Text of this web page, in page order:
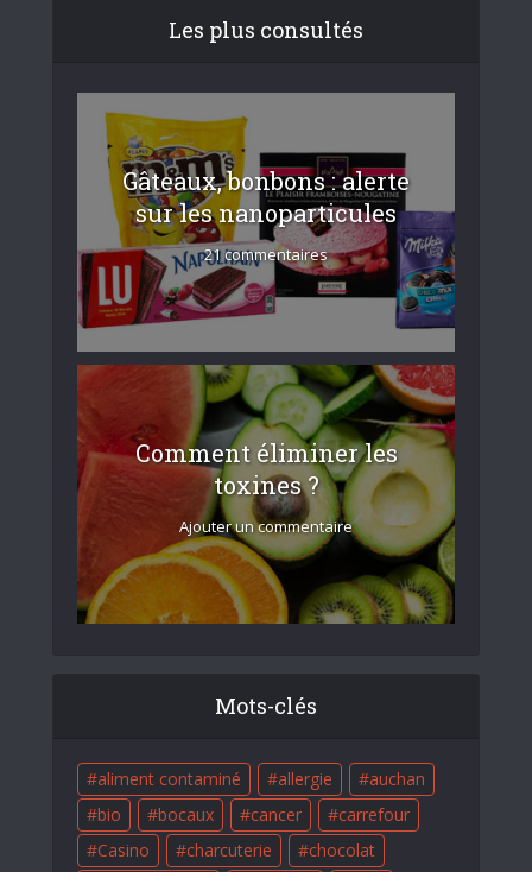
Les plus consultés
Gâteaux, bonbons : alerte
sur les nanoparticules
21 commentaires
Comment éliminer les
toxines ?
Ajouter un commentaire
Mots-clés
aliment contaminé allergie
auchan
bio
bocaux cancer
carrefour
Casino
charcuterie
chocolat